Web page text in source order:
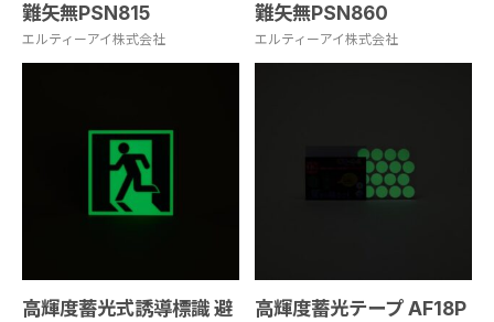
難矢無PSN815
エルティーアイ株式会社
難矢無PSN860
エルティーアイ株式会社
高輝度蓄光式誘導標識 避
高輝度蓄光テープ AF18P